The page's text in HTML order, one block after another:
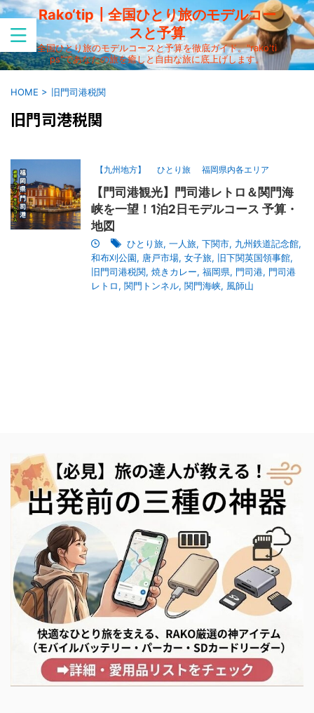
Rako‘tip┃全国ひとり旅のモデルコー
スと予算
全国ひとり旅のモデルコースと予算を徹底ガイド。"rako'ti
ps"であなたの旅を癒しと自由な旅に底上げします。
HOME > 旧門司港税関
旧門司港税関
【九州地方】 ひとり旅 福岡県内各エリア
【門司港観光】門司港レトロ＆関門海
峡を一望！1泊2日モデルコース 予算・
地図
ひとり旅, 一人旅, 下関市, 九州鉄道記念館,
和布刈公園, 唐戸市場, 女子旅, 旧下関英国領事館,
旧門司港税関, 焼きカレー, 福岡県, 門司港, 門司港
レトロ, 関門トンネル, 関門海峡, 風師山